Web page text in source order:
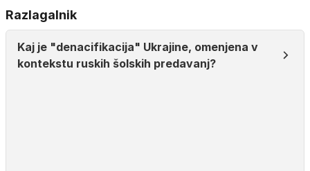
Razlagalnik
Kaj je "denacifikacija" Ukrajine, omenjena v
kontekstu ruskih šolskih predavanj?